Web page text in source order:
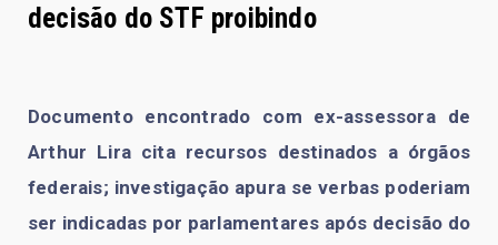
decisão do STF proibindo
Documento encontrado com ex-assessora de
Arthur Lira cita recursos destinados a órgãos
federais; investigação apura se verbas poderiam
ser indicadas por parlamentares após decisão do